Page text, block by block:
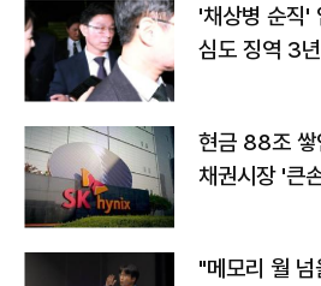
'채상병 순직'
심도 징역 3년
현금 88조 쌓
채권시장 '큰
"메모리 월